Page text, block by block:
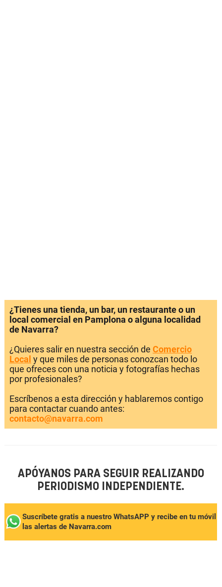
¿Tienes una tienda, un bar, un restaurante o un
local comercial en Pamplona o alguna localidad
de Navarra?
¿Quieres salir en nuestra sección de Comercio
Local y que miles de personas conozcan todo lo
que ofreces con una noticia y fotografías hechas
por profesionales?
Escríbenos a esta dirección y hablaremos contigo
para contactar cuando antes:
contacto@navarra.com
APÓYANOS PARA SEGUIR REALIZANDO
PERIODISMO INDEPENDIENTE.
Suscríbete gratis a nuestro WhatsAPP y recibe en tu móvil
las alertas de Navarra.com